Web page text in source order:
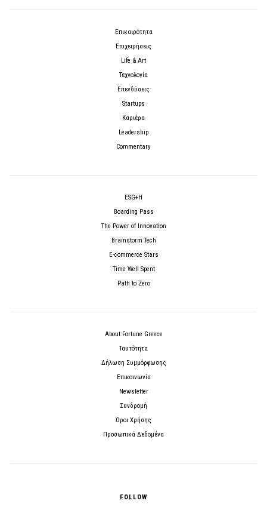
Επικαιρότητα
Επιχειρήσεις
Life & Art
Τεχνολογία
Επενδύσεις
Startups
Καριέρα
Leadership
Commentary
ESG+H
Boarding Pass
The Power of Innovation
Brainstorm Tech
E-commerce Stars
Time Well Spent
Path to Zero
About Fortune Greece
Ταυτότητα
Δήλωση Συμμόρφωσης
Επικοινωνία
Newsletter
Συνδρομή
Όροι Χρήσης
Προσωπικά Δεδομένα
FOLLOW